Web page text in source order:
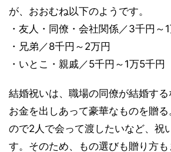
が、おおむね以下のようです。
・友人・同僚・会社関係／3千円～
・兄弟／8千円～2万円
・いとこ・親戚／5千円～1万5千円
結婚祝いは、職場の同僚が結婚す
お金を出しあって豪華なものを贈
ので2人で会って渡したいなど、祝
す。そのため、もの選びも贈り方